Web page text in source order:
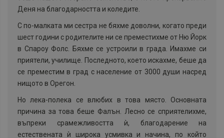
Деня на благодарността и коледите.
С по-малката ми сестра не бяхме доволни, когато преди
шест години с родителите ни се преместихме от Ню Йорк
в Спароу Фолс. Бяхме се устроили в града. Имахме си
приятели, училище. Последното, което искахме, беше да
се преместим в град с население от 3000 души насред
нищото в Орегон.
Но лека-полека се влюбих в това място. Основната
причина за това беше Фалън. Лесно се сприятелихме,
въпреки срамежливостта ѝ, благодарение на
естествената ѝ широка усмивка и начина, по който